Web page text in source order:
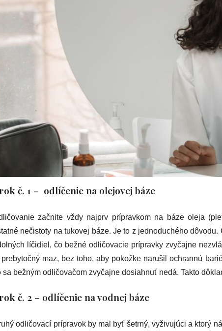
č. 1 – odlíčenie na olejovej báze
začnite vždy najprv prípravkom na báze oleja
nečistoty na tukovej báze. Je to z jednoduchého
líčidiel, čo bežné odličovacie prípravky zvyčajne
maz, bez toho, aby pokožke narušil ochrannú
sa bežným odličovačom zvyčajne dosiahnuť nedá. Takto
č. 2 – odlíčenie na vodnej báze
odličovací prípravok by mal byť šetrný, vyživujúci a ktorý